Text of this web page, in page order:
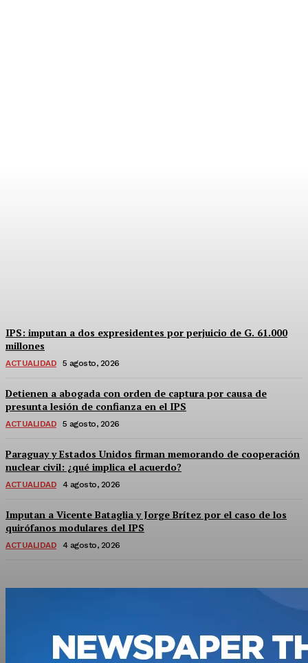
IPS: imputan a dos expresidentes por perjuicio de G. 61.000
millones
ACTUALIDAD 5 agosto, 2026
Detienen a abogada con orden de captura por causa de
presunta lesión de confianza en el IPS
ACTUALIDAD 5 agosto, 2026
Paraguay y Estados Unidos firman memorando de cooperación
nuclear civil: ¿qué implica el acuerdo?
ACTUALIDAD 4 agosto, 2026
Imputan a Vicente Bataglia y Jorge Brítez por el caso de los
quirófanos modulares del IPS
ACTUALIDAD 4 agosto, 2026